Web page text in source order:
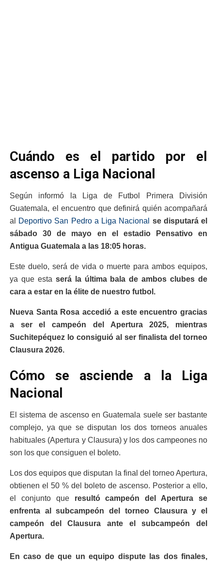
Cuándo es el partido por el
ascenso a Liga Nacional
Según informó la Liga de Futbol Primera División
Guatemala, el encuentro que definirá quién acompañará
al
Deportivo San Pedro a Liga Nacional
se disputará el
sábado 30 de mayo en el estadio Pensativo en
Antigua Guatemala a las 18:05 horas.
Este duelo, será de vida o muerte para ambos equipos,
ya que esta será la última bala de ambos clubes de
cara a estar en la élite de nuestro futbol.
Nueva Santa Rosa accedió a este encuentro gracias
a ser el campeón del Apertura 2025, mientras
Suchitepéquez lo consiguió al ser finalista del torneo
Clausura 2026.
Cómo se asciende a la Liga
Nacional
El sistema de ascenso en Guatemala suele ser bastante
complejo, ya que se disputan los dos torneos anuales
habituales (Apertura y Clausura) y los dos campeones no
son los que consiguen el boleto.
Los dos equipos que disputan la final del torneo Apertura,
obtienen el 50 % del boleto de ascenso. Posterior a ello,
el conjunto que resultó campeón del Apertura se
enfrenta al subcampeón del torneo Clausura y el
campeón del Clausura ante el subcampeón del
Apertura.
En caso de que un equipo dispute las dos finales,